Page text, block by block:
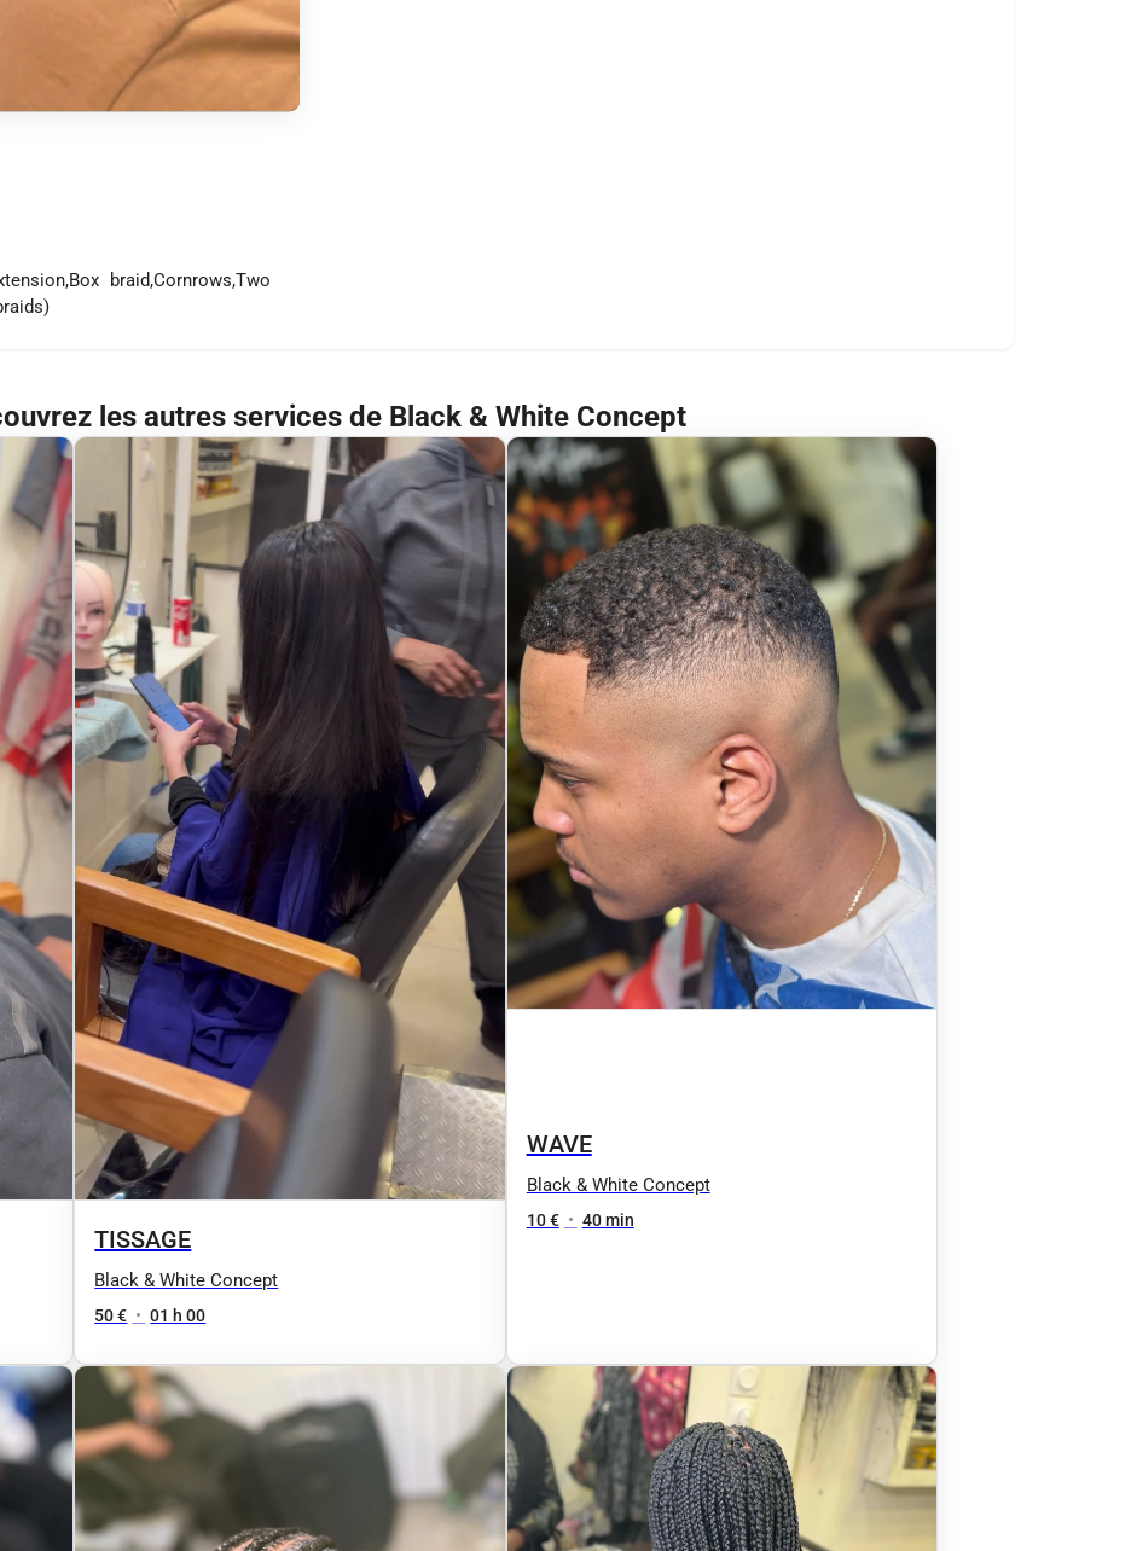
braid,Cornrows,Two
les autres services de Black & White Concept
TISSAGE
Black & White Concept
50 € • 01 h 00
WAVE
Black & White Concept
10 € • 40 min